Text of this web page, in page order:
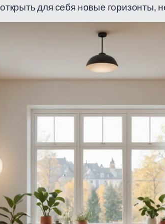
для себя новые горизонты,